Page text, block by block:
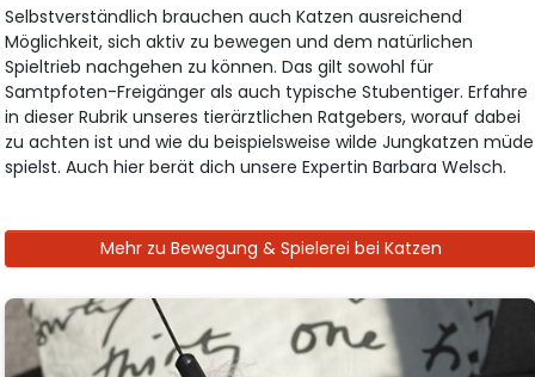
Selbstverständlich brauchen auch Katzen ausreichend
Möglichkeit, sich aktiv zu bewegen und dem natürlichen
Spieltrieb nachgehen zu können. Das gilt sowohl für
Samtpfoten-Freigänger als auch typische Stubentiger. Erfahre
in dieser Rubrik unseres tierärztlichen Ratgebers, worauf dabei
zu achten ist und wie du beispielsweise wilde Jungkatzen müde
spielst. Auch hier berät dich unsere Expertin Barbara Welsch.
Mehr zu Bewegung & Spielerei bei Katzen